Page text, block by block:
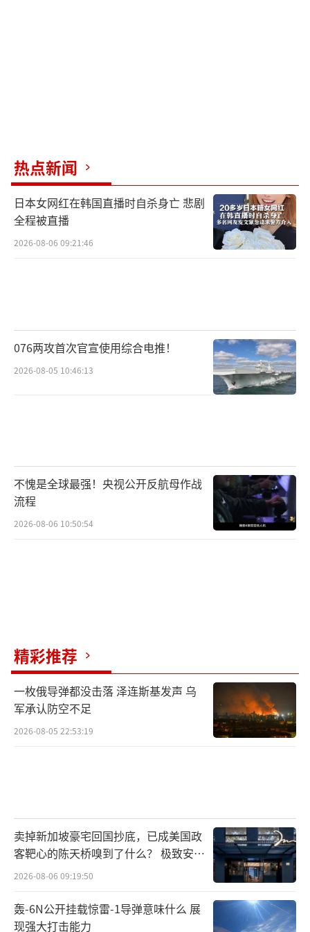
热点新闻
日本女网红在韩国直播时自杀身亡 悲剧
全程被直播
2026-08-06 09:21:46
076两攻首次官宣使用综合电推！
2026-08-05 10:46:13
不愧是全球最强！央视公开反航母作战
流程
2026-08-06 10:50:54
精彩推荐
一枚俄导弹都没击落 泽连斯基发声 乌
军承认防空不足
2026-08-05 22:53:19
卖掉新加坡豪宅回国抄底，已成美国政
客靶心的陈天桥嗅到了什么？ 极致安全
的追寻
2026-08-06 09:19:50
轰-6N公开挂载惊雷-1导弹意味什么 展
现强大打击能力